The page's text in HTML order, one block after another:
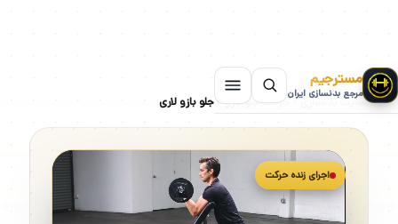
مسترجیم
مرجع بدنسازی ایران
سایت بدنسازی»حرکات جلو بازو»جلو بازو لاری
اجرای زنده حرکت